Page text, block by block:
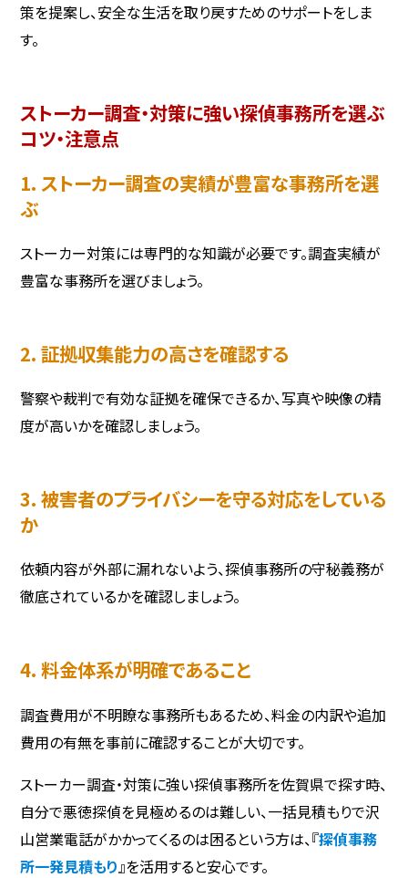
策を提案し、安全な生活を取り戻すためのサポートをしま
す。
ストーカー調査・対策に強い探偵事務所を選ぶ
コツ・注意点
1. ストーカー調査の実績が豊富な事務所を選
ぶ
ストーカー対策には専門的な知識が必要です。調査実績が
豊富な事務所を選びましょう。
2. 証拠収集能力の高さを確認する
警察や裁判で有効な証拠を確保できるか、写真や映像の精
度が高いかを確認しましょう。
3. 被害者のプライバシーを守る対応をしている
か
依頼内容が外部に漏れないよう、探偵事務所の守秘義務が
徹底されているかを確認しましょう。
4. 料金体系が明確であること
調査費用が不明瞭な事務所もあるため、料金の内訳や追加
費用の有無を事前に確認することが大切です。
ストーカー調査・対策に強い探偵事務所を佐賀県で探す時、
自分で悪徳探偵を見極めるのは難しい、一括見積もりで沢
山営業電話がかかってくるのは困るという方は、『探偵事務
所一発見積もり 』を活用すると安心です。